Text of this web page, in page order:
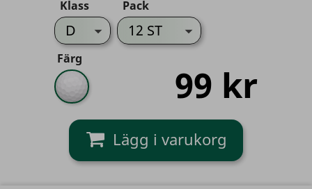
Klass Pack
Färg
Vit 99 kr